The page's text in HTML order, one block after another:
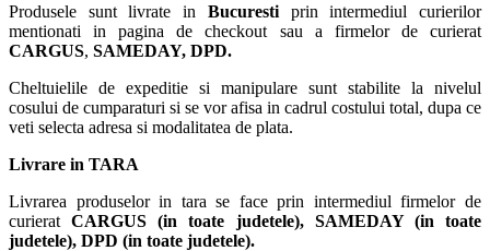
Produsele sunt livrate in Bucurestiprin intermediul curierilor
mentionati in pagina de checkout sau a firmelor de curierat
CARGUS, SAMEDAY, DPD.
Cheltuielile de expeditie si manipulare sunt stabilite la nivelul
cosului de cumparaturi si se vor afisa in cadrul costului total, dupa ce
veti selecta adresa si modalitatea de plata.
Livrare in TARA
Livrarea produselor in tara se face prin intermediul firmelor de
curieratCARGUS (in toate judetele),
SAMEDAY (in toate
judetele), DPD (in toate judetele).